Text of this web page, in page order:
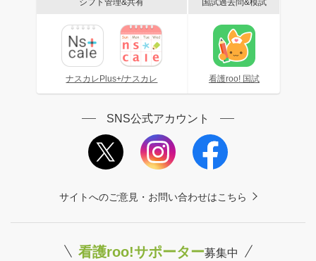
シフト管理&共有
ナスカレPlus+/ナスカレ
国試過去問&模試
看護roo! 国試
SNS公式アカウント
サイトへのご意見・お問い合わせはこちら
看護roo!サポーター募集中